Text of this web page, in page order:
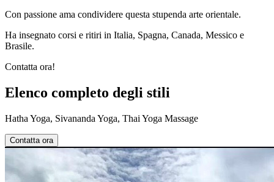
Con passione ama condividere questa stupenda arte orientale.
Ha insegnato corsi e ritiri in Italia, Spagna, Canada, Messico e
Brasile.
Contatta ora!
Elenco completo degli stili
Hatha Yoga, Sivananda Yoga, Thai Yoga Massage
Contatta ora